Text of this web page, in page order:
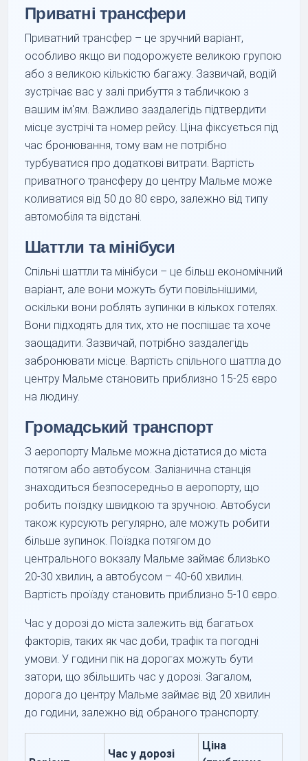
Приватні трансфери
Приватний трансфер – це зручний варіант,
особливо якщо ви подорожуєте великою групою
або з великою кількістю багажу. Зазвичай, водій
зустрічає вас у залі прибуття з табличкою з
вашим ім'ям. Важливо заздалегідь підтвердити
місце зустрічі та номер рейсу. Ціна фіксується під
час бронювання, тому вам не потрібно
турбуватися про додаткові витрати. Вартість
приватного трансферу до центру Мальме може
коливатися від 50 до 80 євро, залежно від типу
автомобіля та відстані.
Шаттли та мінібуси
Спільні шаттли та мінібуси – це більш економічний
варіант, але вони можуть бути повільнішими,
оскільки вони роблять зупинки в кількох готелях.
Вони підходять для тих, хто не поспішає та хоче
заощадити. Зазвичай, потрібно заздалегідь
забронювати місце. Вартість спільного шаттла до
центру Мальме становить приблизно 15-25 євро
на людину.
Громадський транспорт
З аеропорту Мальме можна дістатися до міста
потягом або автобусом. Залізнична станція
знаходиться безпосередньо в аеропорту, що
робить поїздку швидкою та зручною. Автобуси
також курсують регулярно, але можуть робити
більше зупинок. Поїздка потягом до
центрального вокзалу Мальме займає близько
20-30 хвилин, а автобусом – 40-60 хвилин.
Вартість проїзду становить приблизно 5-10 євро.
Час у дорозі до міста залежить від багатьох
факторів, таких як час доби, трафік та погодні
умови. У години пік на дорогах можуть бути
затори, що збільшить час у дорозі. Загалом,
дорога до центру Мальме займає від 20 хвилин
до години, залежно від обраного транспорту.
Час у дорозі
Ціна